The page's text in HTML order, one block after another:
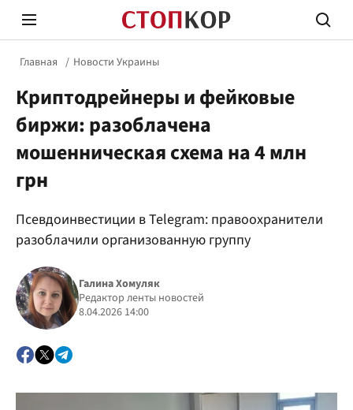
Стоп Политической Коррупции
Политика
Главная Новости Украины
Криптодрейнеры и фейковые
биржи: разоблачена
мошенническая схема на 4 млн
грн
Псевдоинвестиции в Telegram: правоохранители
разоблачили организованную группу
Галина Хомуляк
Редактор ленты новостей
8.04.2026 14:00